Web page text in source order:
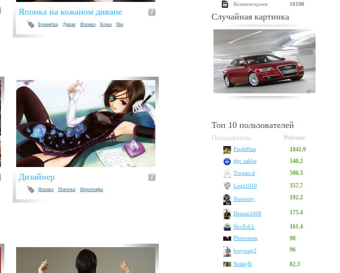
Японка на кожаном диване
Брюнетка Диван Японка Кожа Ню
Дизайнер
Японка Повязка Иероглифы
Комментариев:
16106
Случайная картинка
Топ 10 пользователей
Пользователь Рейтинг
FreshMan 1841.9
dpt_sakha 540.2
Trugan-d 506.3
Leon1010 357.7
Nowotny 192.2
Deman1608 175.4
NevFeLL 161.4
Phenomen 98
boryusig2 96
SuslayK 82.3